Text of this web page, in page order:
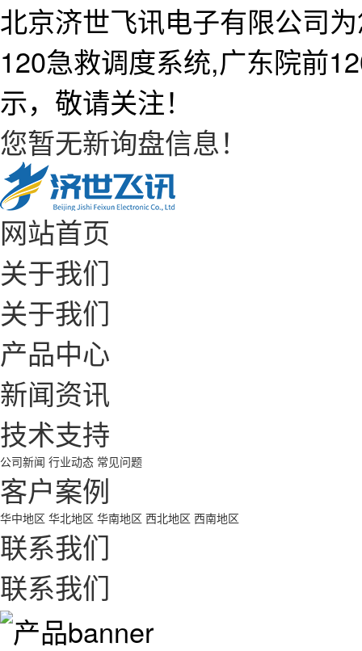
北京济世飞讯电子有限公司
120急救调度系统,广东院前
示，敬请关注！
您暂无新询盘信息！
网站首页
关于我们
关于我们
产品中心
新闻资讯
技术支持
公司新闻 行业动态 常见问题
客户案例
华中地区 华北地区 华南地区 西北地区 西南地区
联系我们
联系我们